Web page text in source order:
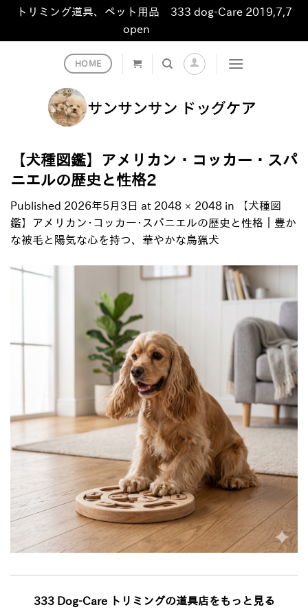
トリミング道具、ペット用品 333 dog-Care 2019,7,7
open
HOME
【犬種図鑑】アメリカン・コッカー・スパ
ニエルの歴史と性格2
Published 2026年5月3日 at 2048 × 2048 in
【犬種図
鑑】アメリカン･コッカー･スパニエルの歴史と性格｜豊か
な被毛と陽気な心を持つ、華やかな鳥猟犬
333 Dog-Care トリミングの道具店をもっと見る